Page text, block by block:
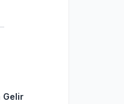
Gelir